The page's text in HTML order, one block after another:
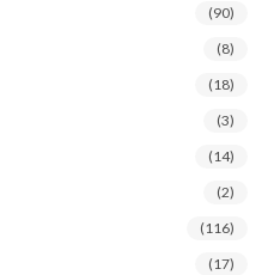
(90)
(8)
(18)
(3)
(14)
(2)
(116)
(17)